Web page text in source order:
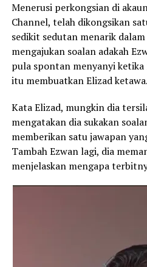
Menerusi perkongsian di
Channel, telah dikongsikan
sedikit sedutan menarik dalam
mengajukan soalan adakah
pula spontan menyanyi
itu membuatkan Elizad ketawa.
Kata Elizad, mungkin dia
mengatakan dia sukakan
memberikan satu jawapan
Tambah Ezwan lagi, dia
menjelaskan mengapa